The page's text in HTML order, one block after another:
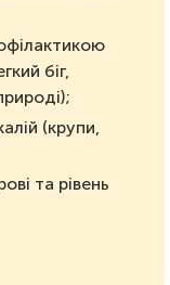
біг,
(крупи,
та рівень